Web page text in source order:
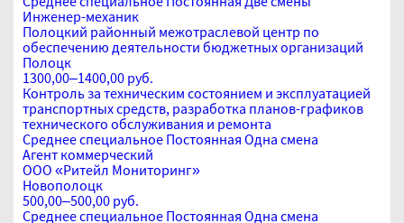
Инженер-механик
Полоцкий районный межотраслевой центр по
обеспечению деятельности бюджетных организаций
Полоцк
1300,00–1400,00 руб.
Контроль за техническим состоянием и эксплуатацией
транспортных средств, разработка планов-графиков
технического обслуживания и ремонта
Среднее специальное Постоянная Одна смена
Агент коммерческий
ООО «Ритейл Мониторинг»
Новополоцк
500,00–500,00 руб.
Среднее специальное Постоянная Одна смена